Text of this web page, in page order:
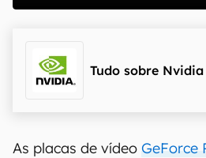
Tudo sobre Nvidia
As placas de vídeo GeForce